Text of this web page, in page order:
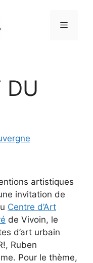
Menu
DU
artistiques
invitation de
Centre d’Art
de Vivoin, le
d’art urbain
Ruben
Pour le thème,